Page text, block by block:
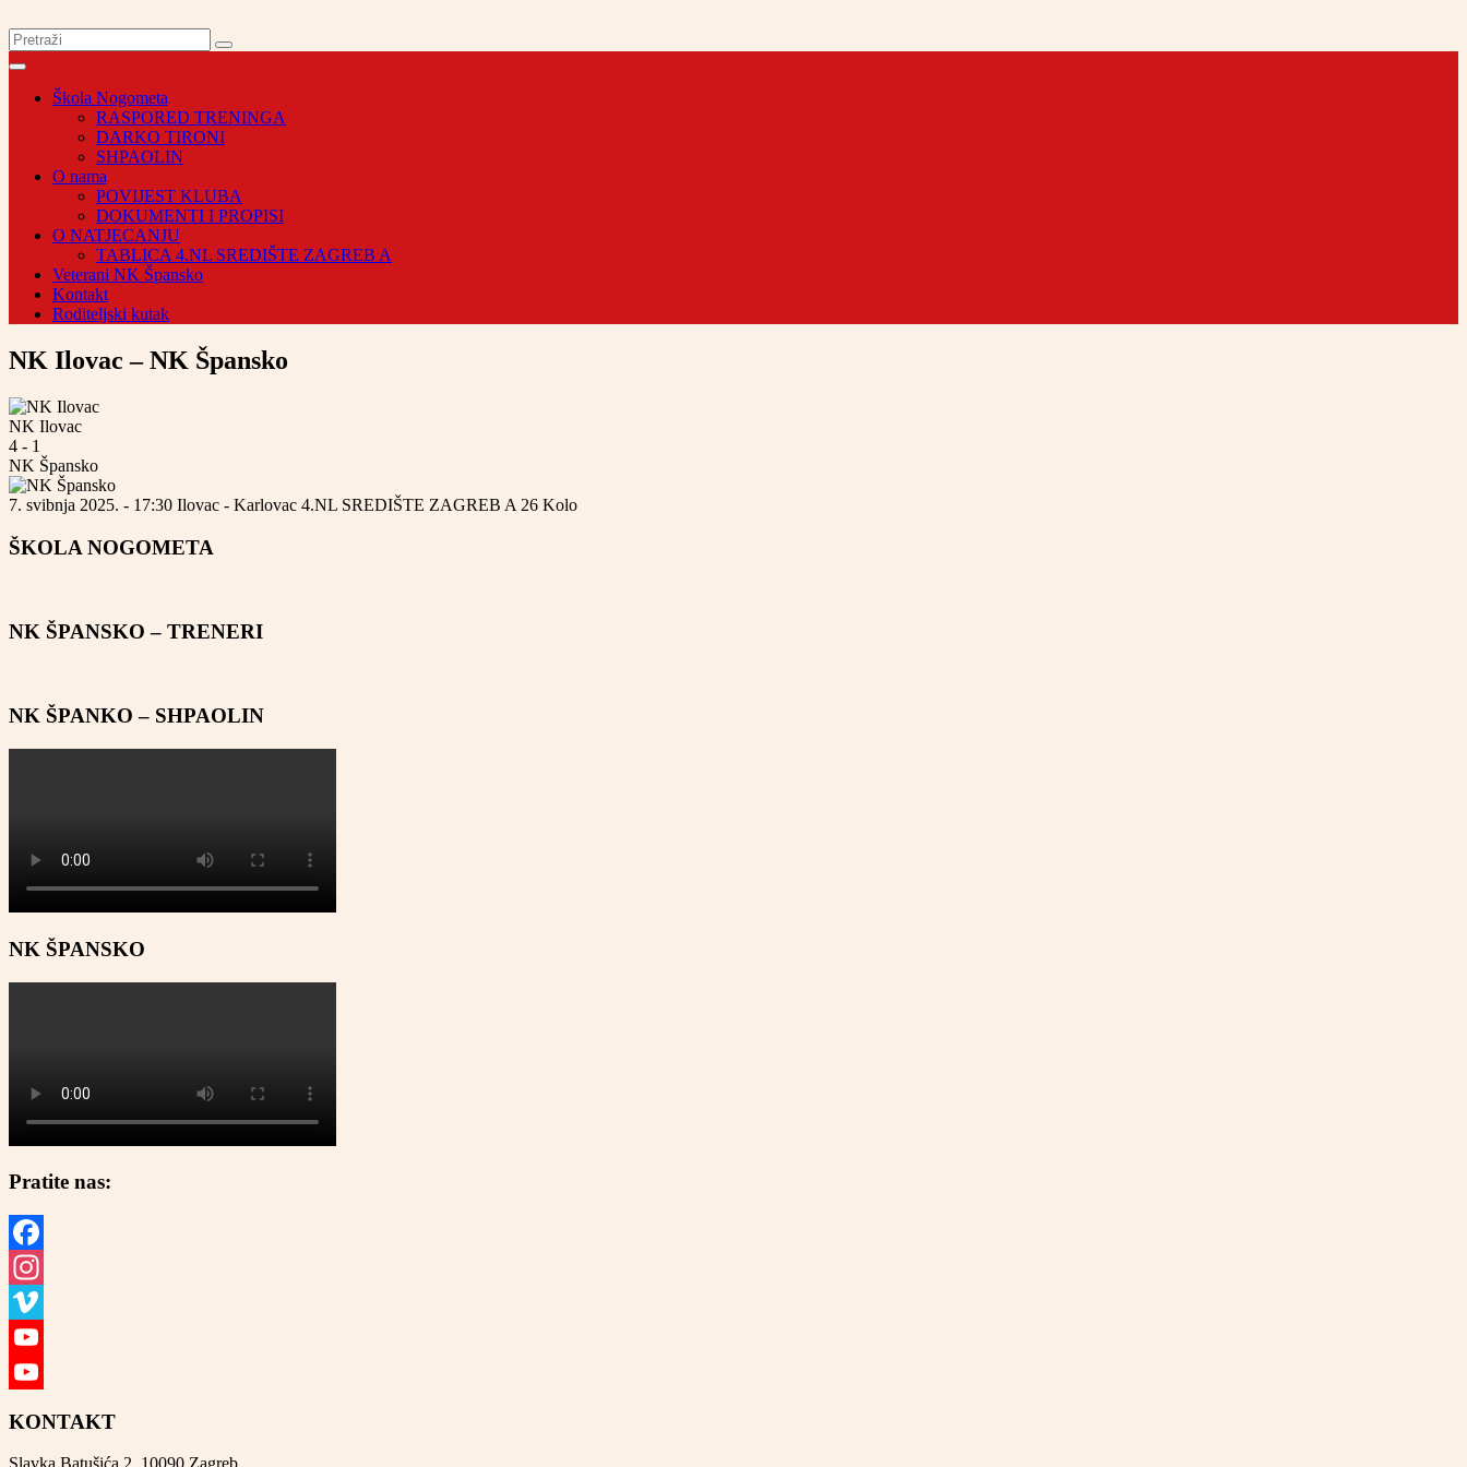
Škola Nogometa
RASPORED TRENINGA
DARKO TIRONI
SHPAOLIN
O nama
POVIJEST KLUBA
DOKUMENTI I PROPISI
O NATJECANJU
TABLICA 4.NL SREDIŠTE ZAGREB A
Veterani NK Špansko
Kontakt
Roditeljski kutak
NK Ilovac – NK Špansko
NK Ilovac
4 - 1
NK Špansko
7. svibnja 2025. - 17:30 Ilovac - Karlovac 4.NL SREDIŠTE ZAGREB A 26 Kolo
ŠKOLA NOGOMETA
NK ŠPANSKO – TRENERI
NK ŠPANKO – SHPAOLIN
NK ŠPANSKO
Pratite nas:
Facebook
Instagram
Vimeo
YouTube
KONTAKT